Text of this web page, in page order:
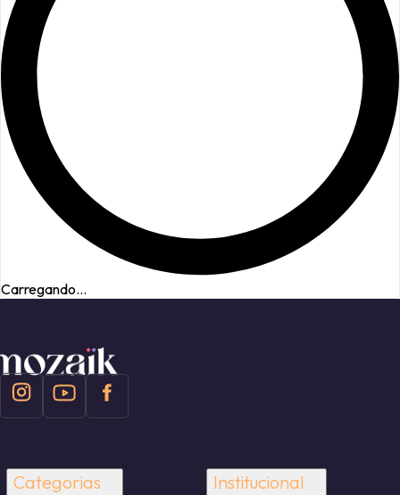
Carregando...
Categorias Institucional